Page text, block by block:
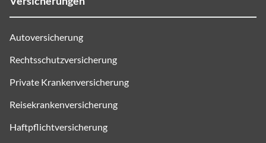
Autoversicherung
Rechtsschutzversicherung
Private Krankenversicherung
Reisekrankenversicherung
Haftpflichtversicherung